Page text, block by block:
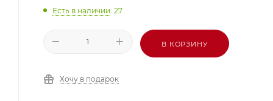
Есть в наличии: 27
В КОРЗИНУ
Хочу в подарок